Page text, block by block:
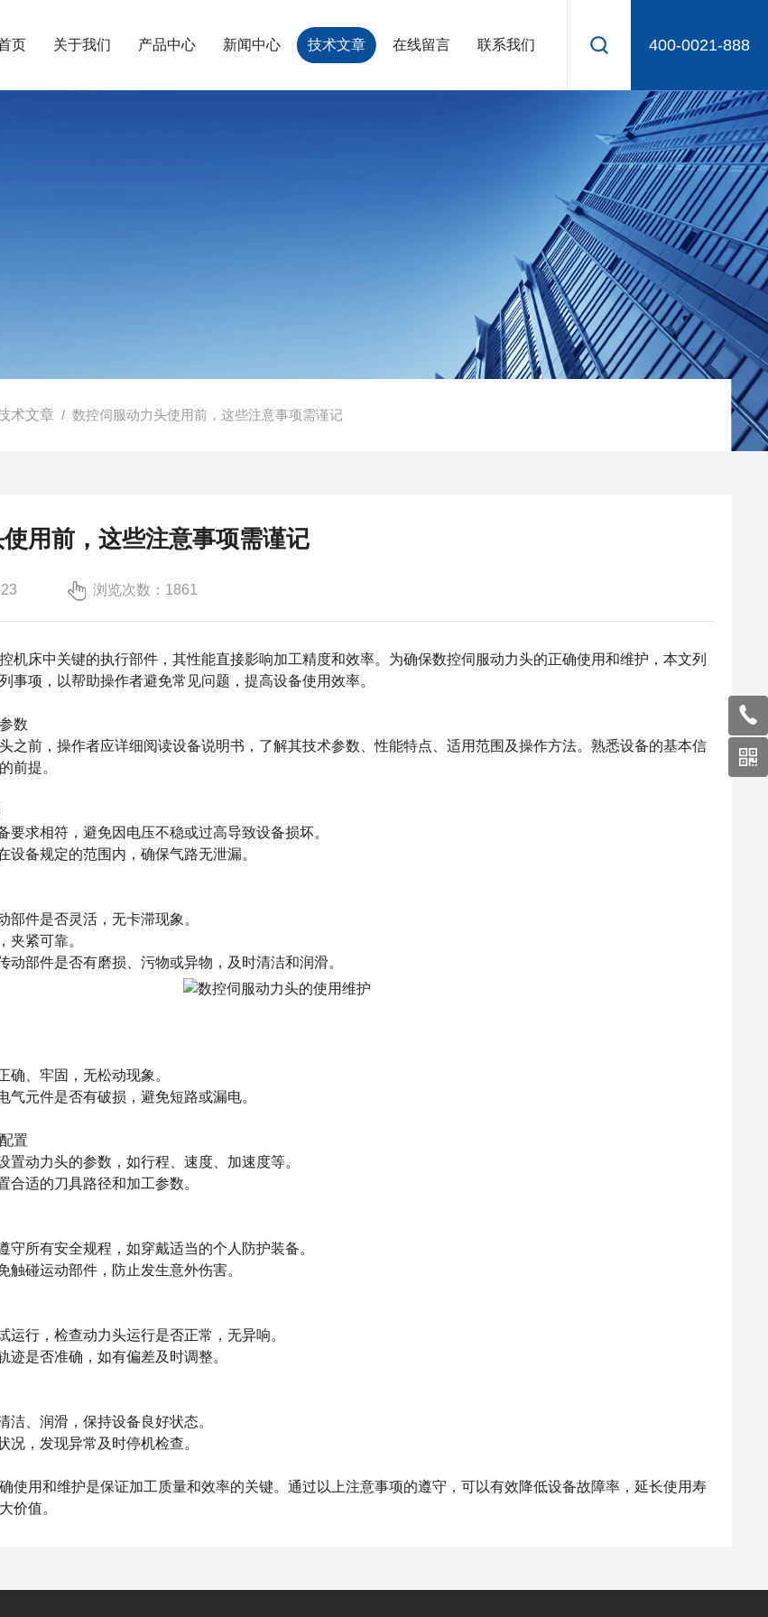
400-0021-888
页 关于我们 产品中心 新闻中心 技术文章 在线留言 联系我们
术文章 / 数控伺服动力头使用前，这些注意事项需谨记
用前，这些注意事项需谨记
浏览次数：1861
床中关键的执行部件，其性能直接影响加工精度和效率。为确保数控伺服动力头的正确使用和维护，本文列
事项，以帮助操作者避免常见问题，提高设备使用效率。
数
前，操作者应详细阅读设备说明书，了解其技术参数、性能特点、适用范围及操作方法。熟悉设备的基本信
前提。
求相符，避免因电压不稳或过高导致设备损坏。
备规定的范围内，确保气路无泄漏。
件是否灵活，无卡滞现象。
紧可靠。
部件是否有磨损、污物或异物，及时清洁和润滑。
、牢固，无松动现象。
元件是否有破损，避免短路或漏电。
置
动力头的参数，如行程、速度、加速度等。
适的刀具路径和加工参数。
所有安全规程，如穿戴适当的个人防护装备。
碰运动部件，防止发生意外伤害。
行，检查动力头运行是否正常，无异响。
是否准确，如有偏差及时调整。
、润滑，保持设备良好状态。
，发现异常及时停机检查。
用和维护是保证加工质量和效率的关键。通过以上注意事项的遵守，可以有效降低设备故障率，延长使用寿
价值。